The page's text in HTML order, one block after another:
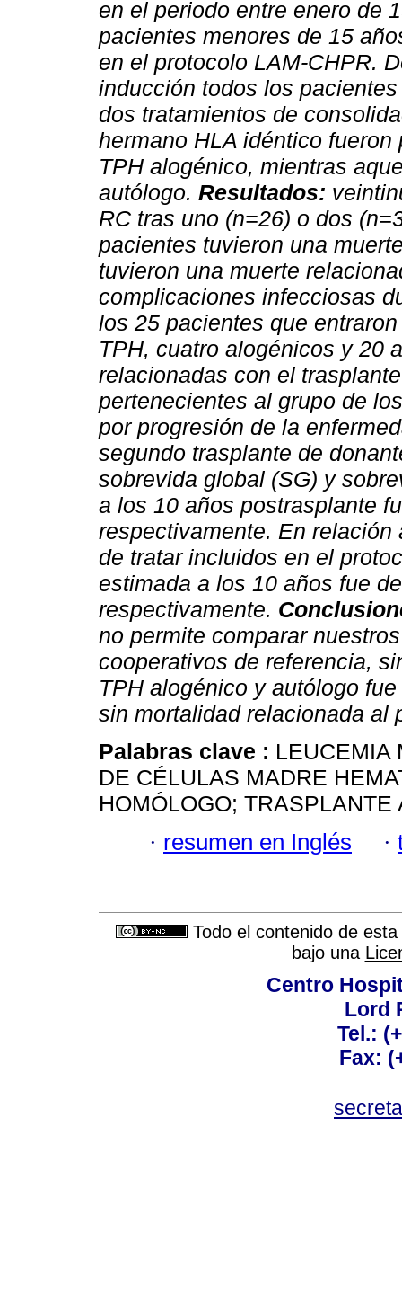
en el periodo entre enero de
pacientes menores de 15
en el protocolo LAM-CHPR.
inducción todos los
dos tratamientos de
hermano HLA idéntico
TPH alogénico, mientras
autólogo. Resultados:
RC tras uno (n=26) o dos
pacientes tuvieron una
tuvieron una muerte
complicaciones infecciosas
los 25 pacientes que
TPH, cuatro alogénicos y 20
relacionadas con el
pertenecientes al grupo de
por progresión de la
segundo trasplante de
sobrevida global (SG) y
a los 10 años postrasplante
respectivamente. En
de tratar incluidos en el
estimada a los 10 años fue
respectivamente.
no permite comparar
cooperativos de referencia,
TPH alogénico y autólogo
sin mortalidad relacionada al
Palabras clave : LEUCEMIA
DE CÉLULAS MADRE
HOMÓLOGO; TRASPLANTE
· resumen en Inglés ·
Todo el contenido de
bajo una
Centro
Lord
Tel.:
Fax: